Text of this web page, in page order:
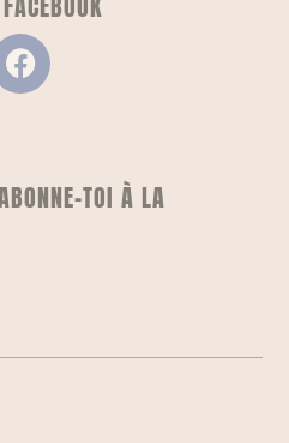
TOI À LA